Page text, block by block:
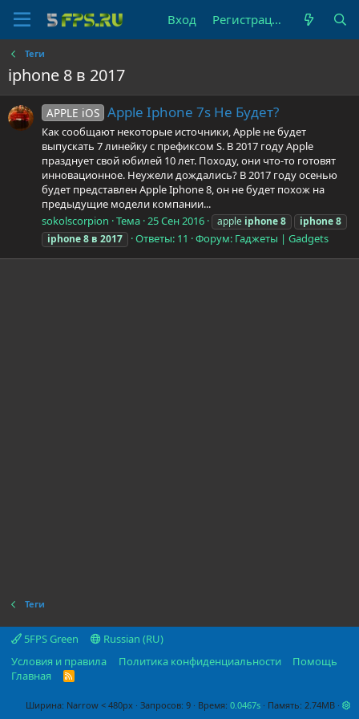
Вход Регистрация
Теги
iphone 8 в 2017
APPLE iOS Apple Iphone 7s Не Будет?
Как сообщают некоторые источники, Apple не будет
выпускать 7 линейку с префиксом S. В 2017 году Apple
празднует свой юбилей 10 лет. Походу, они что-то готовят
инновационное. Неужели дождались? В 2017 году осенью
будет представлен Apple Iphone 8, он не будет похож на
предыдущие модели компании...
sokolscorpion Тема 25 Сен 2016 apple iphone8 iphone8
iphone8 в 2017 Ответы: 11 Форум: Гаджеты | Gadgets
Теги
5FPS Green
Russian (RU)
Условия и правила
Политика конфиденциальности
Помощь
Главная
R
Ширина Запросов 9 Время 0.0467s Память 2.74MB